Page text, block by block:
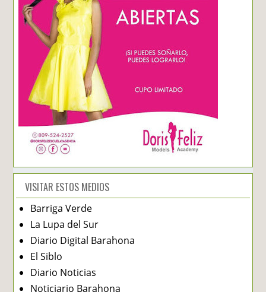
VISITAR ESTOS MEDIOS
Barriga Verde
La Lupa del Sur
Diario Digital Barahona
El Siblo
Diario Noticias
Noticiario Barahona